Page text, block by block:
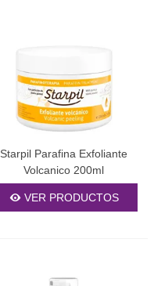
Starpil Parafina Exfoliante
Volcanico 200ml
VER PRODUCTOS